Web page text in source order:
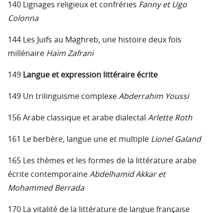
140 Lignages religieux et confréries Fanny et Ugo
Colonna
144 Les Juifs au Maghreb, une histoire deux fois
millénaire Haïm Zafrani
149 Langue et expression littéraire écrite
149 Un trilinguisme complexe Abderrahim Youssi
156 Arabe classique et arabe dialectal Arlette Roth
161 Le berbère, langue une et multiple Lionel Galand
165 Les thèmes et les formes de la littérature arabe
écrite contemporaine Abdelhamid Akkar et
Mohammed Berrada
170 La vitalité de la littérature de langue française